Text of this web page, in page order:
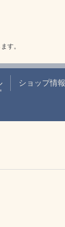
す。
ショップ情報